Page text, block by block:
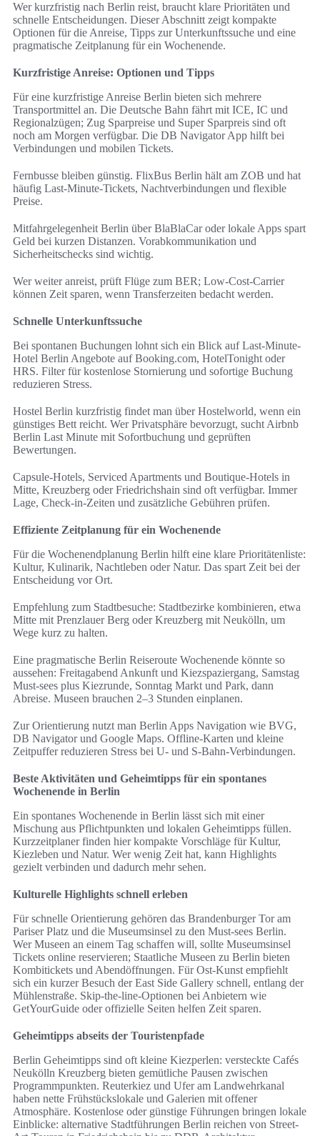
Wer kurzfristig nach Berlin reist, braucht klare Prioritäten und
schnelle Entscheidungen. Dieser Abschnitt zeigt kompakte
Optionen für die Anreise, Tipps zur Unterkunftssuche und eine
pragmatische Zeitplanung für ein Wochenende.
Kurzfristige Anreise: Optionen und Tipps
Für eine kurzfristige Anreise Berlin bieten sich mehrere
Transportmittel an. Die Deutsche Bahn fährt mit ICE, IC und
Regionalzügen; Zug Sparpreise und Super Sparpreis sind oft
noch am Morgen verfügbar. Die DB Navigator App hilft bei
Verbindungen und mobilen Tickets.
Fernbusse bleiben günstig. FlixBus Berlin hält am ZOB und hat
häufig Last-Minute-Tickets, Nachtverbindungen und flexible
Preise.
Mitfahrgelegenheit Berlin über BlaBlaCar oder lokale Apps spart
Geld bei kurzen Distanzen. Vorabkommunikation und
Sicherheitschecks sind wichtig.
Wer weiter anreist, prüft Flüge zum BER; Low-Cost-Carrier
können Zeit sparen, wenn Transferzeiten bedacht werden.
Schnelle Unterkunftssuche
Bei spontanen Buchungen lohnt sich ein Blick auf Last-Minute-
Hotel Berlin Angebote auf Booking.com, HotelTonight oder
HRS. Filter für kostenlose Stornierung und sofortige Buchung
reduzieren Stress.
Hostel Berlin kurzfristig findet man über Hostelworld, wenn ein
günstiges Bett reicht. Wer Privatsphäre bevorzugt, sucht Airbnb
Berlin Last Minute mit Sofortbuchung und geprüften
Bewertungen.
Capsule-Hotels, Serviced Apartments und Boutique-Hotels in
Mitte, Kreuzberg oder Friedrichshain sind oft verfügbar. Immer
Lage, Check-in-Zeiten und zusätzliche Gebühren prüfen.
Effiziente Zeitplanung für ein Wochenende
Für die Wochenendplanung Berlin hilft eine klare Prioritätenliste:
Kultur, Kulinarik, Nachtleben oder Natur. Das spart Zeit bei der
Entscheidung vor Ort.
Empfehlung zum Stadtbesuche: Stadtbezirke kombinieren, etwa
Mitte mit Prenzlauer Berg oder Kreuzberg mit Neukölln, um
Wege kurz zu halten.
Eine pragmatische Berlin Reiseroute Wochenende könnte so
aussehen: Freitagabend Ankunft und Kiezspaziergang, Samstag
Must-sees plus Kiezrunde, Sonntag Markt und Park, dann
Abreise. Museen brauchen 2–3 Stunden einplanen.
Zur Orientierung nutzt man Berlin Apps Navigation wie BVG,
DB Navigator und Google Maps. Offline-Karten und kleine
Zeitpuffer reduzieren Stress bei U‑ und S‑Bahn-Verbindungen.
Beste Aktivitäten und Geheimtipps für ein spontanes
Wochenende in Berlin
Ein spontanes Wochenende in Berlin lässt sich mit einer
Mischung aus Pflichtpunkten und lokalen Geheimtipps füllen.
Kurzzeitplaner finden hier kompakte Vorschläge für Kultur,
Kiezleben und Natur. Wer wenig Zeit hat, kann Highlights
gezielt verbinden und dadurch mehr sehen.
Kulturelle Highlights schnell erleben
Für schnelle Orientierung gehören das Brandenburger Tor am
Pariser Platz und die Museumsinsel zu den Must-sees Berlin.
Wer Museen an einem Tag schaffen will, sollte Museumsinsel
Tickets online reservieren; Staatliche Museen zu Berlin bieten
Kombitickets und Abendöffnungen. Für Ost-Kunst empfiehlt
sich ein kurzer Besuch der East Side Gallery schnell, entlang der
Mühlenstraße. Skip-the-line-Optionen bei Anbietern wie
GetYourGuide oder offizielle Seiten helfen Zeit sparen.
Geheimtipps abseits der Touristenpfade
Berlin Geheimtipps sind oft kleine Kiezperlen: versteckte Cafés
Neukölln Kreuzberg bieten gemütliche Pausen zwischen
Programmpunkten. Reuterkiez und Ufer am Landwehrkanal
haben nette Frühstückslokale und Galerien mit offener
Atmosphäre. Kostenlose oder günstige Führungen bringen lokale
Einblicke: alternative Stadtführungen Berlin reichen von Street-